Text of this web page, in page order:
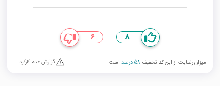
8
6
میزان رضایت از این کد تخفیف 58 درصد است گزارش عدم کارکرد